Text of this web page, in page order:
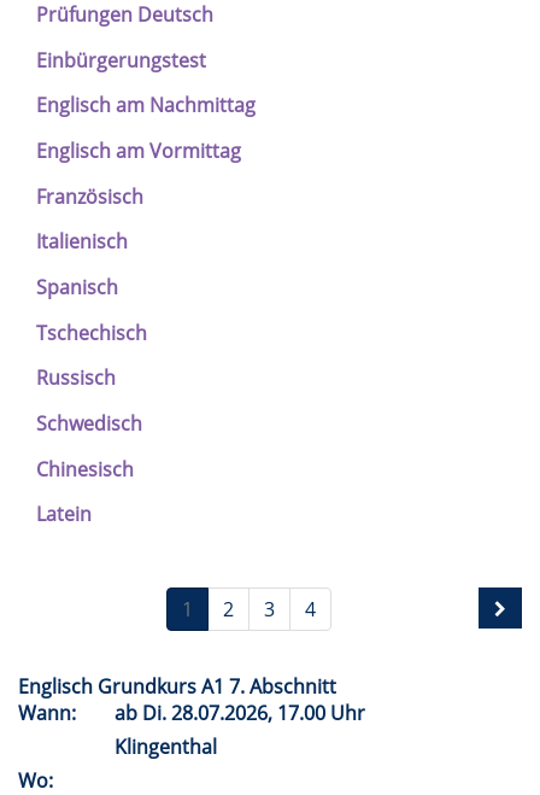
Prüfungen Deutsch
Einbürgerungstest
Englisch am Nachmittag
Englisch am Vormittag
Französisch
Italienisch
Spanisch
Tschechisch
Russisch
Schwedisch
Chinesisch
Latein
1 2 3 4
Englisch Grundkurs A1 7. Abschnitt
Wann:
ab Di.28.07.2026, 17.00 Uhr
Klingenthal
Wo: